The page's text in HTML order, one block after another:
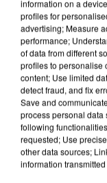
information on a
profiles for
advertising; Measure
performance;
of data from different
profiles to personalise
content; Use limited
detect fraud, and fix
Save and
process personal data
following
requested; Use
other data sources;
information